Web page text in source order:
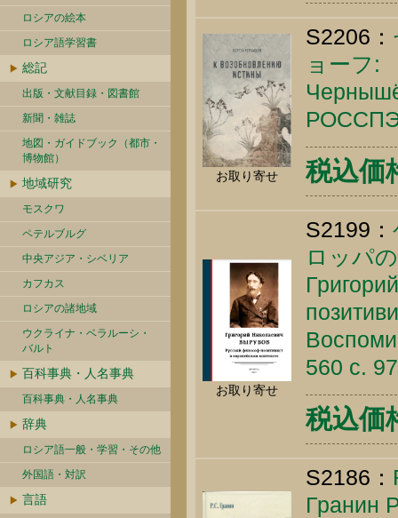
ロシアの絵本
ロシア語学習書
総記
出版・文献目録・図書館
新聞・雑誌
地図・ガイドブック（都市・
博物館）
地域研究
モスクワ
ペテルブルグ
中央アジア・シベリア
カフカス
ロシアの諸地域
ウクライナ・ベラルーシ・
バルト
百科事典・人名事典
百科事典・人名事典
辞典
ロシア語一般・学習・その他
外国語・対訳
言語
お取り寄せ
S2206：
ョーフ:
税込価
お取り寄せ
S2199：
ロッパ
560 c.
税込価
S2186：
Гранин